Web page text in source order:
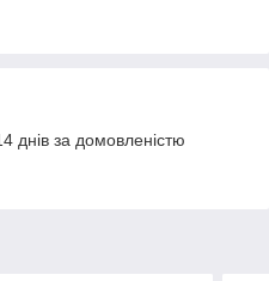
днів за домовленістю